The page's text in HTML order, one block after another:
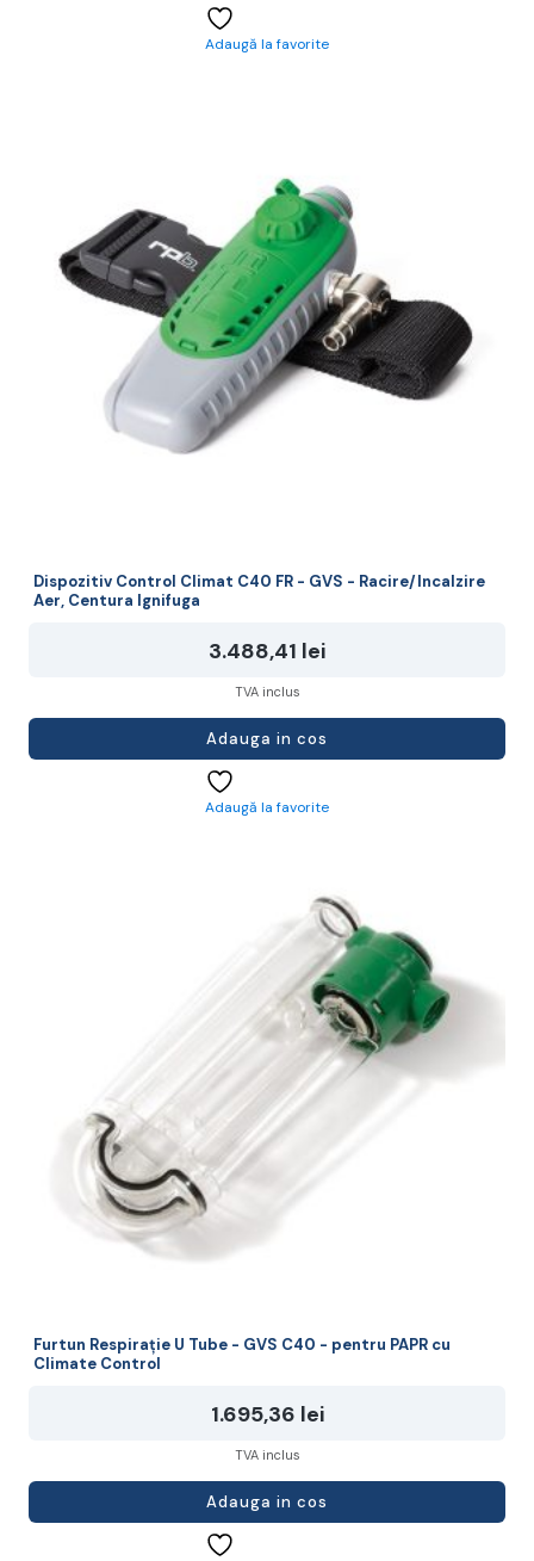
Adaugă la favorite
Dispozitiv Control Climat C40 FR - GVS - Racire/Incalzire
Aer, Centura Ignifuga
3.488,41 lei
TVA inclus
Adauga in cos
Adaugă la favorite
Furtun Respirație U Tube - GVS C40 - pentru PAPR cu
Climate Control
1.695,36 lei
TVA inclus
Adauga in cos